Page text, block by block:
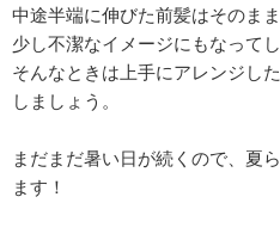
中途半端に伸びた前髪はそのま
少し不潔なイメージにもなってし
そんなときは上手にアレンジし
しましょう。
まだまだ暑い日が続くので、夏
ます！